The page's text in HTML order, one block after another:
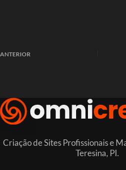
ANTERIOR
Criação de Sites Profissionais e
Teresina, PI.